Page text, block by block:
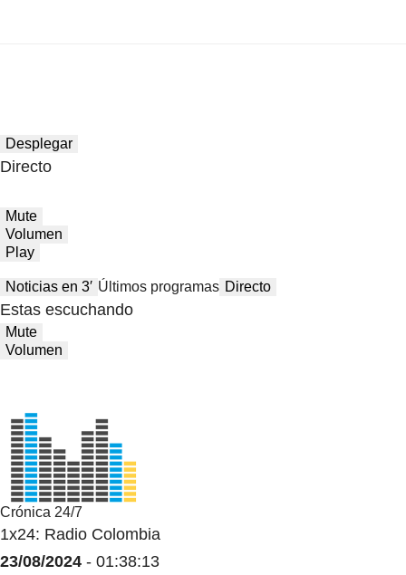
Desplegar
Directo
Mute
Volumen
Play
Noticias en 3′ Últimos programas Directo
Estas escuchando
Mute
Volumen
Crónica 24/7
1x24: Radio Colombia
23/08/2024 - 01:38:13